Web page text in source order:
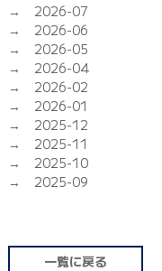
2026-07
2026-06
2026-05
2026-04
2026-02
2026-01
2025-12
2025-11
2025-10
2025-09
一覧に戻る